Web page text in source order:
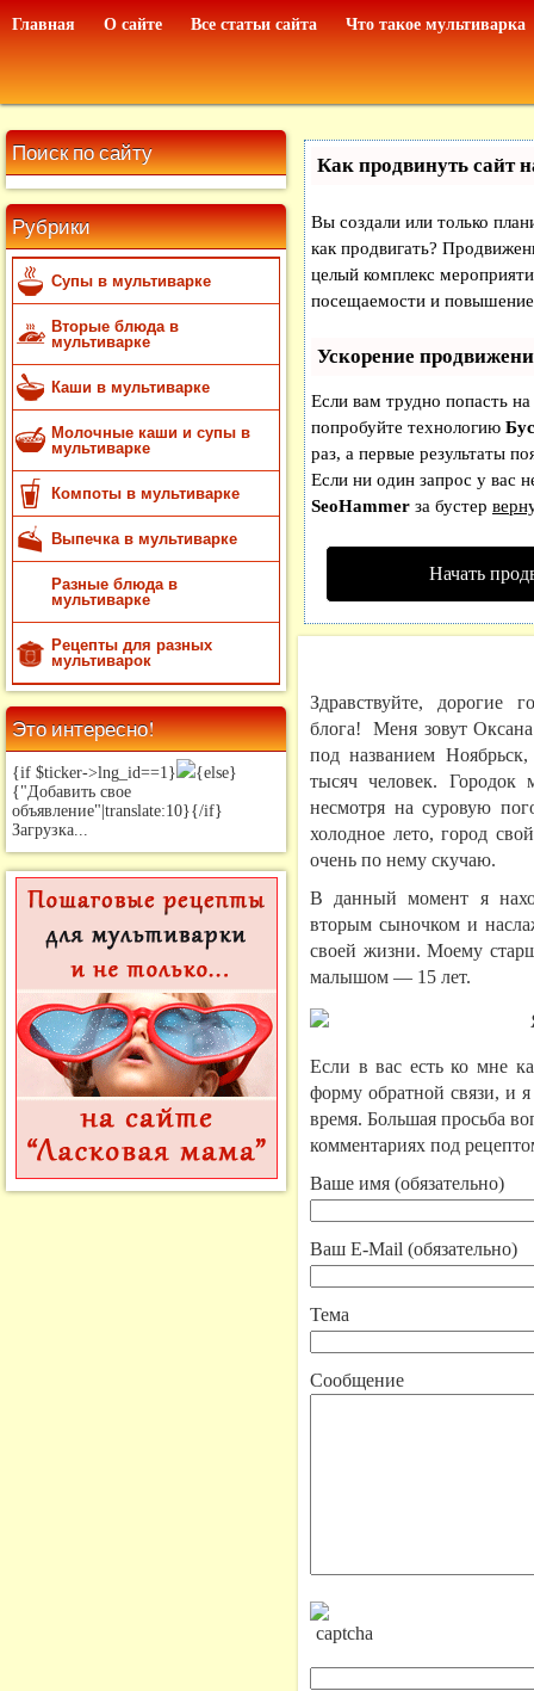
Главная О сайте Все статьи сайта Что такое мультиварка
Поиск по сайту
Рубрики
Супы в мультиварке
Вторые блюда в
мультиварке
Каши в мультиварке
Молочные каши и супы в
мультиварке
Компоты в мультиварке
Выпечка в мультиварке
Разные блюда в
мультиварке
Рецепты для разных
мультиварок
Это интересно!
{if $ticker->lng_id==1}
{else}
{"Добавить свое
объявление"|translate:10}{/if}
Загрузка...
Как продвинуть сайт
Вы создали или только
как продвигать?
целый комплекс
посещаемости и
Ускорение
Если вам трудно попасть
попробуйте технологию
раз, а первые результаты
Если ни один запрос у вас
SeoHammer за бустер
Начать
Здравствуйте, дорогие
блога! Меня зовут
под названием
тысяч человек.
несмотря на суровую
холодное лето, город
очень по нему скучаю.
В данный момент я
вторым сыночком и
своей жизни. Моему
малышом — 15 лет.
Если в вас есть ко мне
форму обратной связи, и
время. Большая просьба
комментариях под
Ваше имя (обязательно)
Ваш E-Mail (обязательно)
Тема
Сообщение